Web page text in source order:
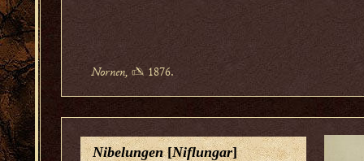
Nornen, ✍ 1876.
Nibelungen[Niflungar]